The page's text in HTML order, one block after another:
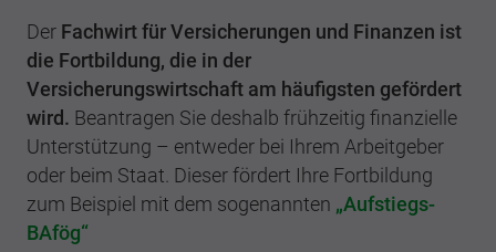
Der Fachwirt für Versicherungen und Finanzen ist
die Fortbildung, die in der
Versicherungswirtschaft am häufigsten gefördert
wird. Beantragen Sie deshalb frühzeitig finanzielle
Unterstützung – entweder bei Ihrem Arbeitgeber
oder beim Staat. Dieser fördert Ihre Fortbildung
zum Beispiel mit dem sogenannten „Aufstiegs-
BAfög“